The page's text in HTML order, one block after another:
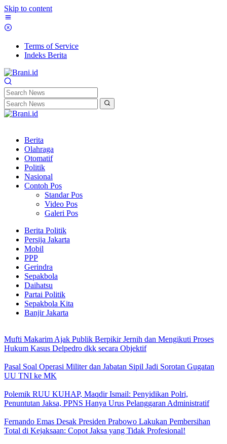
Skip to content
Terms of Service
Indeks Berita
Berita
Olahraga
Otomatif
Politik
Nasional
Contoh Pos
Standar Pos
Video Pos
Galeri Pos
Berita Politik
Persija Jakarta
Mobil
PPP
Gerindra
Sepakbola
Daihatsu
Partai Politik
Sepakbola Kita
Banjir Jakarta
Mufti Makarim Ajak Publik Berpikir Jernih dan Mengikuti Proses
Hukum Kasus Delpedro dkk secara Objektif
Pasal Soal Operasi Militer dan Jabatan Sipil Jadi Sorotan Gugatan
UU TNI ke MK
Polemik RUU KUHAP, Maqdir Ismail: Penyidikan Polri,
Penuntutan Jaksa, PPNS Hanya Urus Pelanggaran Administratif
Fernando Emas Desak Presiden Prabowo Lakukan Pembersihan
Total di Kejaksaan: Copot Jaksa yang Tidak Profesional!